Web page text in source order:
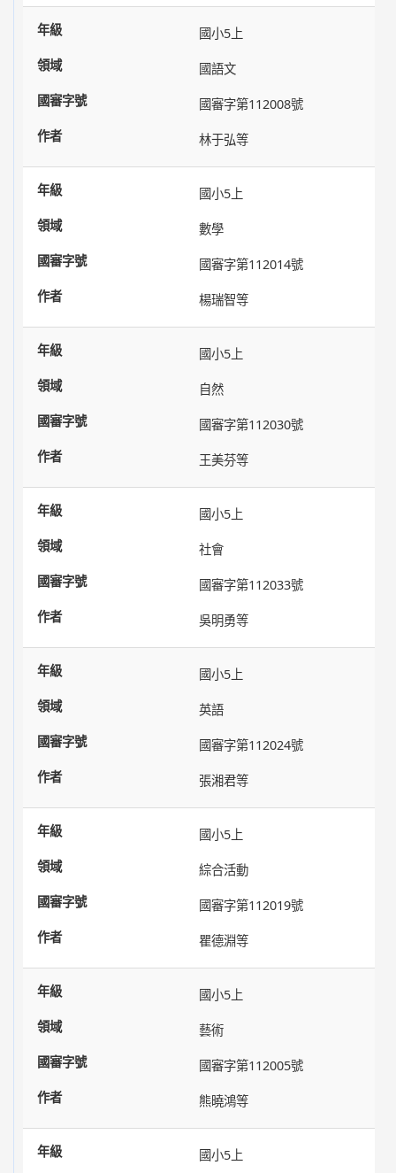
國小5上
國語文
國審字第112008號
林于弘等
國小5上
數學
國審字第112014號
楊瑞智等
國小5上
自然
國審字第112030號
王美芬等
國小5上
社會
國審字第112033號
吳明勇等
國小5上
英語
國審字第112024號
張湘君等
國小5上
綜合活動
國審字第112019號
瞿德淵等
國小5上
藝術
國審字第112005號
熊曉鴻等
國小5上